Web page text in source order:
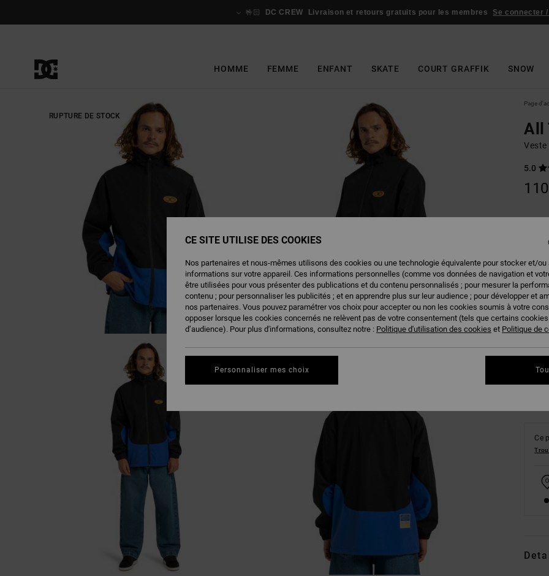
🤟🏻 DC CREW Livraison et retours gratuits pour les membres Se connecter
HOMME FEMME ENFANT SKATE COURT GRAFFIK SNOW
RUPTURE DE STOCK
Page
All
5.0
XS
Ce
CE SITE UTILISE DES COOKIES
Nos partenaires et nous-mêmes utilisons des cookies ou une technologie équivalente pour stocker et/ou
informations sur votre appareil. Ces informations personnelles (comme vos données de navigation et
être utilisées pour vous présenter des publications et du contenu personnalisés ; pour mesurer la
contenu ; pour personnaliser les publicités ; et en apprendre plus sur leur audience ; pour développer et
nos partenaires. Vous pouvez paramétrer vos choix pour accepter ou non les cookies soumis à votre
opposer lorsque les cookies concernés ne relèvent pas de votre consentement (tels que certains
d’audience). Pour plus d'informations, consultez notre : Politique d'utilisation des cookies et Politique de
Personnaliser mes choix